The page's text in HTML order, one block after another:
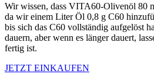
Wir wissen, dass VITA60-Olivenöl 80
da wir einem Liter Öl 0,8 g C60
bis sich das C60 vollständig aufgelöst
dauern, aber wenn es länger dauert,
fertig ist.
JETZT EINKAUFEN